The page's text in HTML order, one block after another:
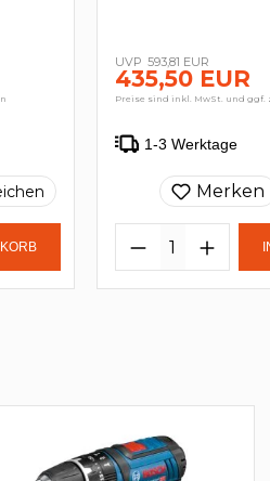
593,81 EUR
435,50 EUR
Preise sind inkl. MwSt. und ggf.
1-3 Werktage
Merken